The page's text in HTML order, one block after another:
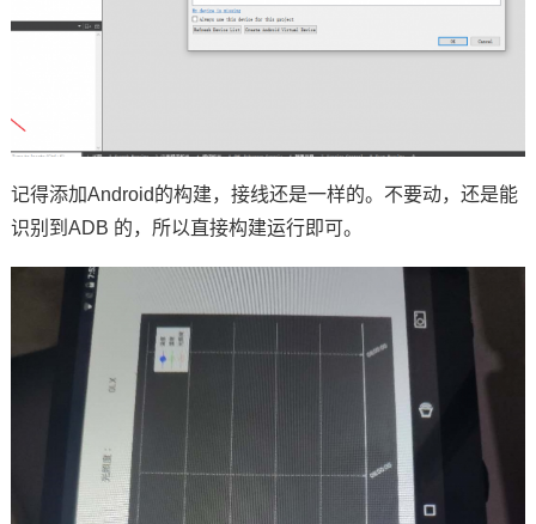
记得添加Android的构建，接线还是一样的。不要动，还是能
识别到ADB 的，所以直接构建运行即可。